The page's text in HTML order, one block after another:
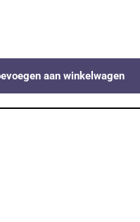
aan winkelwagen